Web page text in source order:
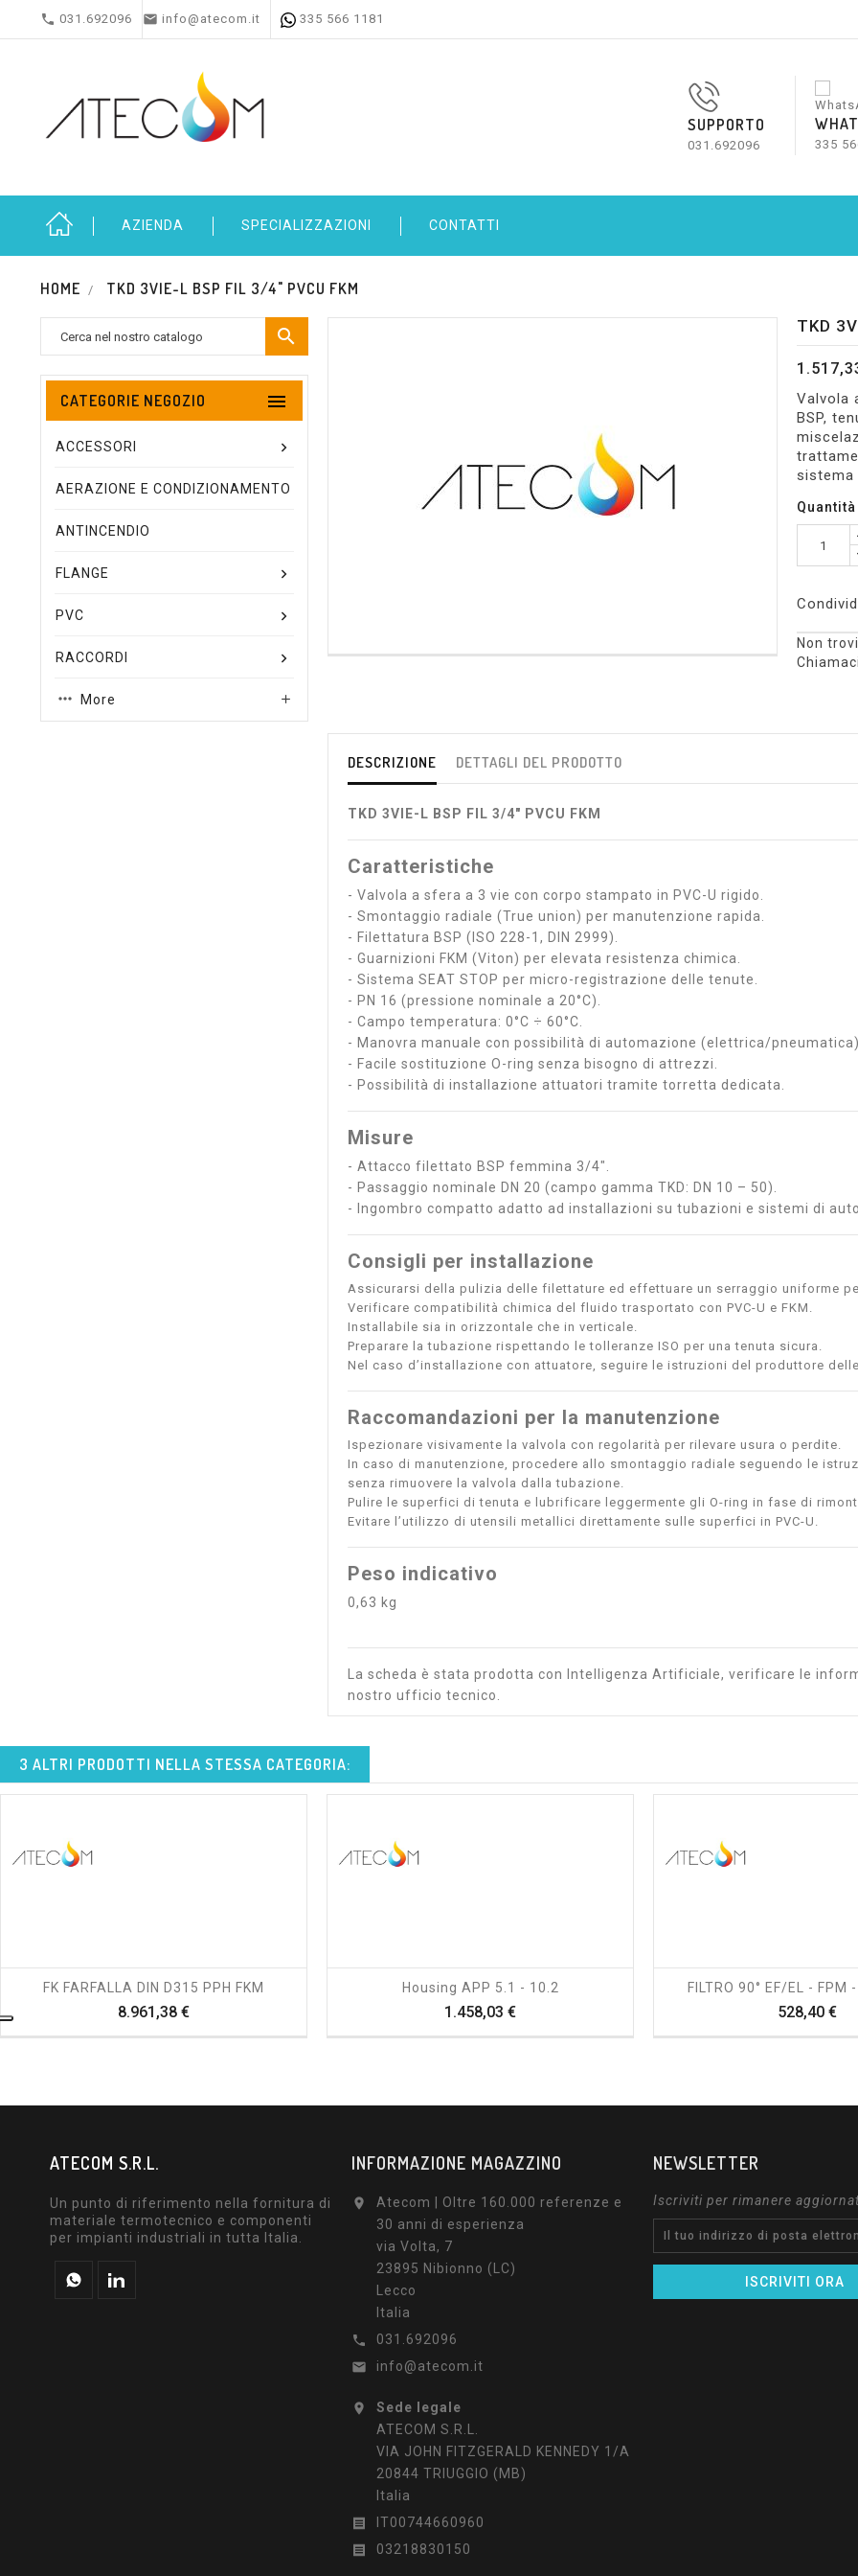
 031.692096  info@atecom.it 335 566 1181
SUPPORTO
031.692096 335
AZIENDA SPECIALIZZAZIONI CONTATTI
HOME TKD 3VIE-L BSP FIL 3/4" PVCU FKM

CATEGORIE NEGOZIO 
ACCESSORI
AERAZIONE E CONDIZIONAMENTO
ANTINCENDIO
FLANGE
PVC
RACCORDI
More 
TKD
Valvola
BSP,
sistema
Quantità
Non
DESCRIZIONE DETTAGLI DEL PRODOTTO
TKD 3VIE-L BSP FIL 3/4" PVCU FKM
Caratteristiche
- Valvola a sfera a 3 vie con corpo stampato in PVC-U rigido.
- Smontaggio radiale (True union) per manutenzione rapida.
- Filettatura BSP (ISO 228-1, DIN 2999).
- Guarnizioni FKM (Viton) per elevata resistenza chimica.
- Sistema SEAT STOP per micro-registrazione delle tenute.
- PN 16 (pressione nominale a 20°C).
- Campo temperatura: 0°C ÷ 60°C.
- Manovra manuale con possibilità di automazione (elettrica/pneumatica).
- Facile sostituzione O-ring senza bisogno di attrezzi.
- Possibilità di installazione attuatori tramite torretta dedicata.
Misure
- Attacco filettato BSP femmina 3/4".
- Passaggio nominale DN 20 (campo gamma TKD: DN 10 – 50).
- Ingombro compatto adatto ad installazioni su tubazioni e sistemi di
Consigli per installazione
Assicurarsi della pulizia delle filettature ed effettuare un serraggio uniforme
Verificare compatibilità chimica del fluido trasportato con PVC-U e FKM.
Installabile sia in orizzontale che in verticale.
Preparare la tubazione rispettando le tolleranze ISO per una tenuta sicura.
Nel caso d’installazione con attuatore, seguire le istruzioni del produttore
Raccomandazioni per la manutenzione
Ispezionare visivamente la valvola con regolarità per rilevare usura o perdite.
In caso di manutenzione, procedere allo smontaggio radiale seguendo le
senza rimuovere la valvola dalla tubazione.
Pulire le superfici di tenuta e lubrificare leggermente gli O-ring in fase di
Evitare l’utilizzo di utensili metallici direttamente sulle superfici in PVC-U.
Peso indicativo
0,63 kg
La scheda è stata prodotta con Intelligenza Artificiale, verificare le
nostro ufficio tecnico.
3 ALTRI PRODOTTI NELLA STESSA CATEGORIA:
FK FARFALLA DIN D315 PPH FKM
8.961,38 €Prezzo
Housing APP 5.1 - 10.2
1.458,03 €Prezzo
FILTRO 90° EF/EL - FPM
528,40 €
ATECOM S.R.L.
Un punto di riferimento nella fornitura di
materiale termotecnico e componenti
per impianti industriali in tutta Italia.
INFORMAZIONE MAGAZZINO

Atecom | Oltre 160.000 referenze e
30 anni di esperienza
via Volta, 7
23895 Nibionno (LC)
Lecco
Italia

031.692096

info@atecom.it

Sede legale
ATECOM S.R.L.
VIA JOHN FITZGERALD KENNEDY 1/A
20844 TRIUGGIO (MB)
Italia

IT00744660960

03218830150
NEWSLETTER
Iscriviti per rimanere